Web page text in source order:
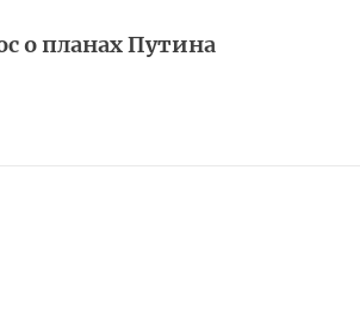
о планах Путина